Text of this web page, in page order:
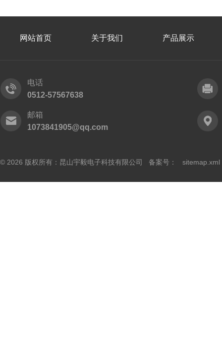
网站首页 关于我们 产品展示
电话
0512-57567638
邮箱
1073841905@qq.com
© 2026 版权所有：昆山宇毅电子科技有限公司 备案号： sitemap.xml